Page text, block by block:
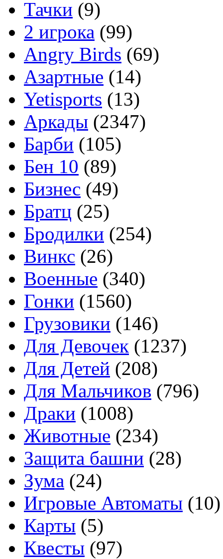
Тачки (9)
2 игрока (99)
Angry Birds (69)
Азартные (14)
Yetisports (13)
Аркады (2347)
Барби (105)
Бен 10 (89)
Бизнес (49)
Братц (25)
Бродилки (254)
Винкс (26)
Военные (340)
Гонки (1560)
Грузовики (146)
Для Девочек (1237)
Для Детей (208)
Для Мальчиков (796)
Драки (1008)
Животные (234)
Защита башни (28)
Зума (24)
Игровые Автоматы (10)
Карты (5)
Квесты (97)